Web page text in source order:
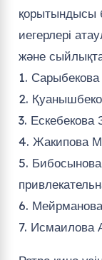
қорытындысы
иегерлері
және
1.
2.
3. ⁠Ескебекова
4. ⁠Жакипова
5.
6.
7. ⁠Исмаилова